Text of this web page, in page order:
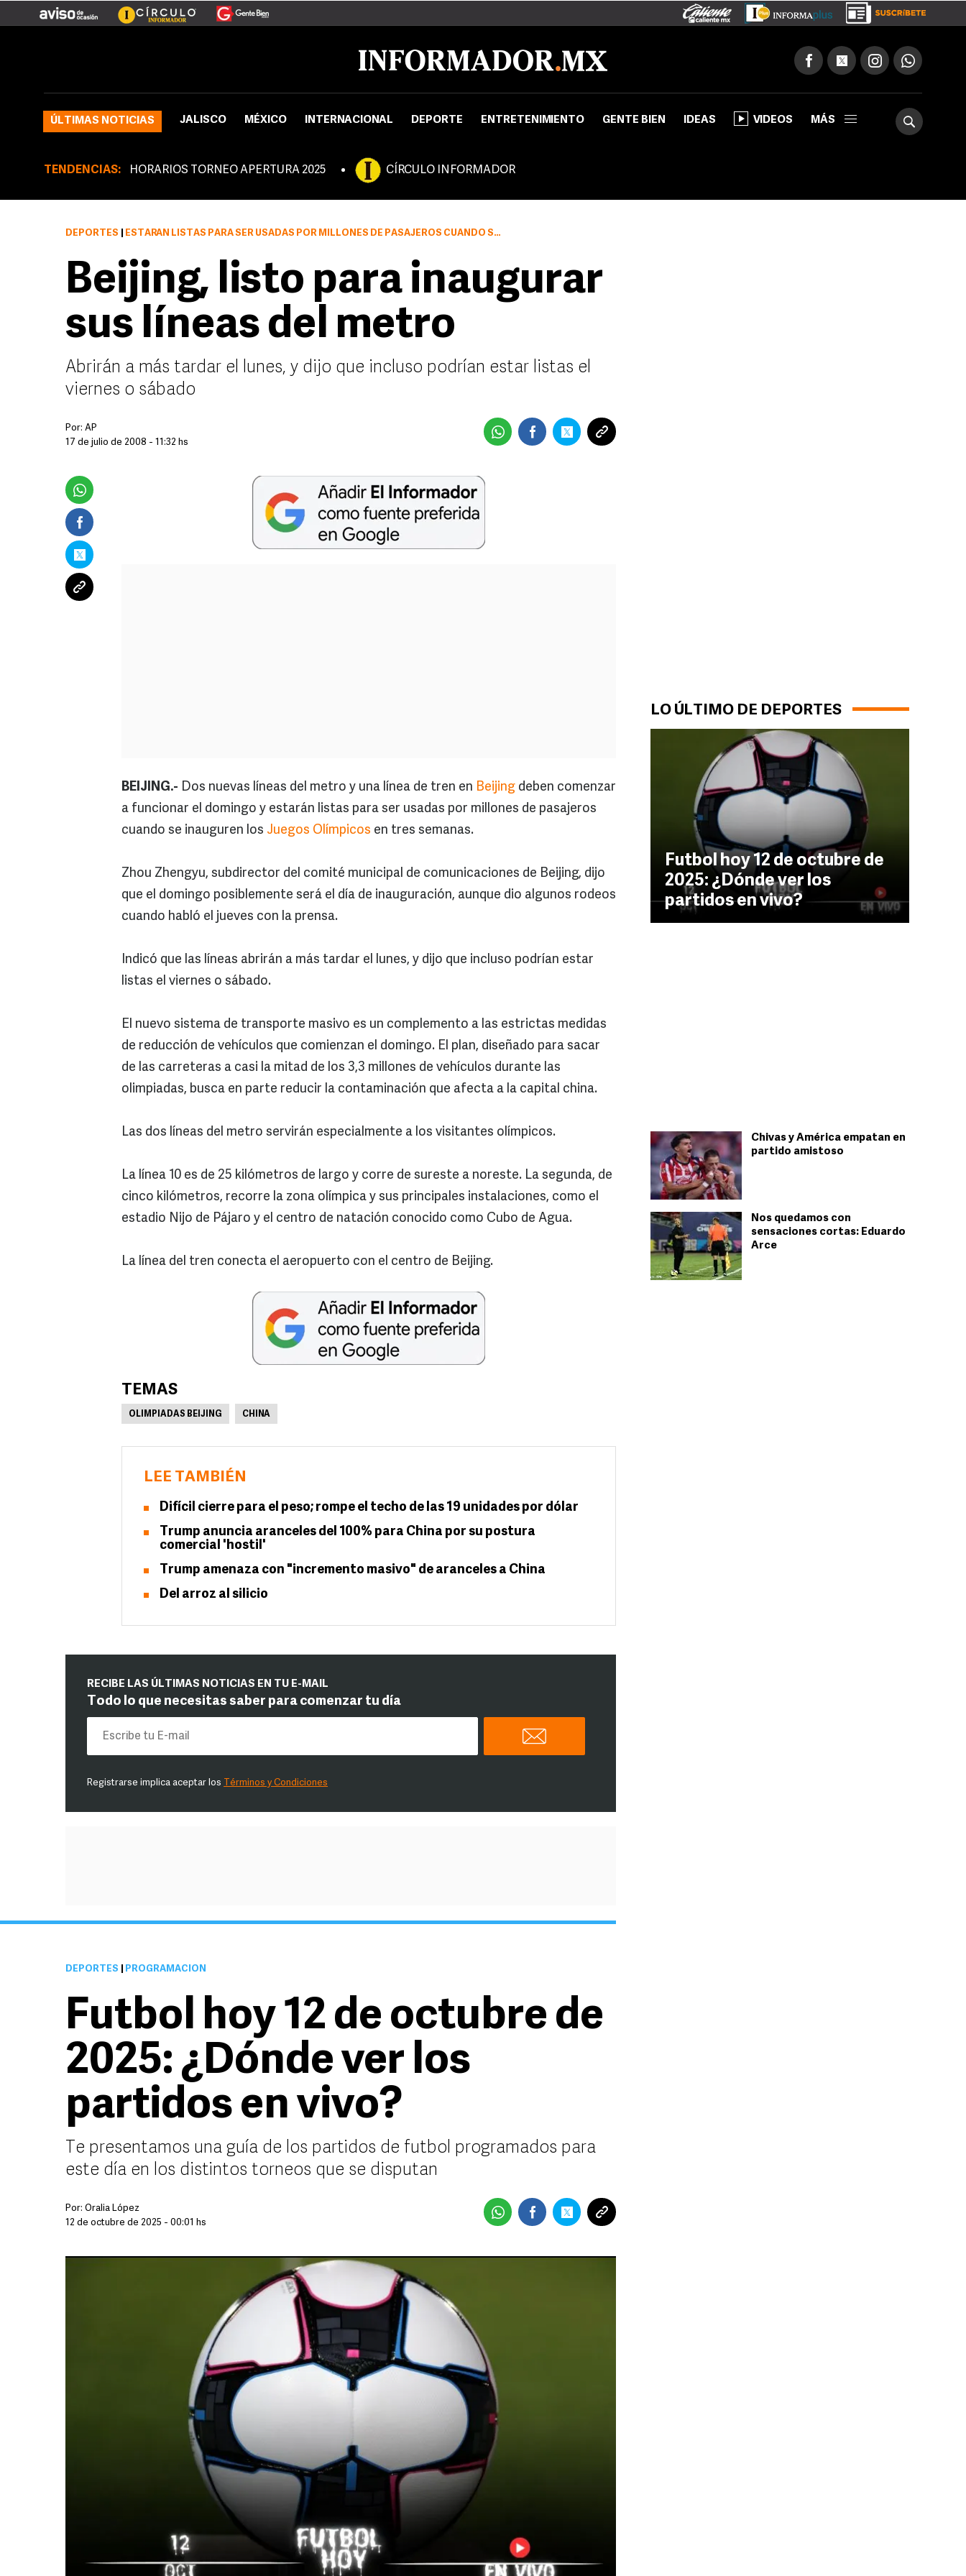
ÚLTIMAS NOTICIAS JALISCO MÉXICO INTERNACIONAL DEPORTE ENTRETENIMIENTO GENTE BIEN IDEAS VIDEOS MÁS
TENDENCIAS: HORARIOS TORNEO APERTURA 2025 CÍRCULO INFORMADOR
LO ÚLTIMO DE DEPORTES
Futbol hoy 12 de octubre de
2025: ¿Dónde ver los
partidos en vivo?
Chivas y América empatan en
partido amistoso
Nos quedamos con
sensaciones cortas: Eduardo
Arce
DEPORTES ESTARÁN LISTAS PARA SER USADAS POR MILLONES DE PASAJEROS CUANDO SE INAUGUREN LOS JUEGOS OLÍMPICOS
Beijing, listo para inaugurar
sus líneas del metro
Abrirán a más tardar el lunes, y dijo que incluso podrían estar listas el
viernes o sábado
Por: AP
17 de julio de 2008 - 11:32 hs
BEIJING.- Dos nuevas líneas del metro y una línea de tren en Beijing deben comenzar
a funcionar el domingo y estarán listas para ser usadas por millones de pasajeros
cuando se inauguren los Juegos Olímpicos en tres semanas.
Zhou Zhengyu, subdirector del comité municipal de comunicaciones de Beijing, dijo
que el domingo posiblemente será el día de inauguración, aunque dio algunos rodeos
cuando habló el jueves con la prensa.
Indicó que las líneas abrirán a más tardar el lunes, y dijo que incluso podrían estar
listas el viernes o sábado.
El nuevo sistema de transporte masivo es un complemento a las estrictas medidas
de reducción de vehículos que comienzan el domingo. El plan, diseñado para sacar
de las carreteras a casi la mitad de los 3,3 millones de vehículos durante las
olimpiadas, busca en parte reducir la contaminación que afecta a la capital china.
Las dos líneas del metro servirán especialmente a los visitantes olímpicos.
La línea 10 es de 25 kilómetros de largo y corre de sureste a noreste. La segunda, de
cinco kilómetros, recorre la zona olímpica y sus principales instalaciones, como el
estadio Nijo de Pájaro y el centro de natación conocido como Cubo de Agua.
La línea del tren conecta el aeropuerto con el centro de Beijing.
TEMAS
OLIMPIADAS BEIJING CHINA
LEE TAMBIÉN
Difícil cierre para el peso; rompe el techo de las 19 unidades por dólar
Trump anuncia aranceles del 100% para China por su postura
comercial 'hostil'
Trump amenaza con "incremento masivo" de aranceles a China
Del arroz al silicio
RECIBE LAS ÚLTIMAS NOTICIAS EN TU E-MAIL
Todo lo que necesitas saber para comenzar tu día
Registrarse implica aceptar los Términos y Condiciones
DEPORTES PROGRAMACIÓN
Futbol hoy 12 de octubre de
2025: ¿Dónde ver los
partidos en vivo?
Te presentamos una guía de los partidos de futbol programados para
este día en los distintos torneos que se disputan
Por: Oralia López
12 de octubre de 2025 - 00:01 hs